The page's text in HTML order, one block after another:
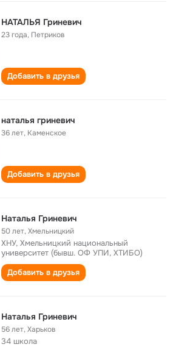
НАТАЛЬЯ Гриневич
23 года, Петриков
Добавить в друзья
наталья гриневич
36 лет, Каменское
Добавить в друзья
Наталья Гриневич
50 лет,Хмельницкий
ХНУ, Хмельницкий национальный
университет (бывш. ОФ УПИ, ХТИБО)
Добавить в друзья
Наталья Гриневич
56 лет,Харьков
34 школа